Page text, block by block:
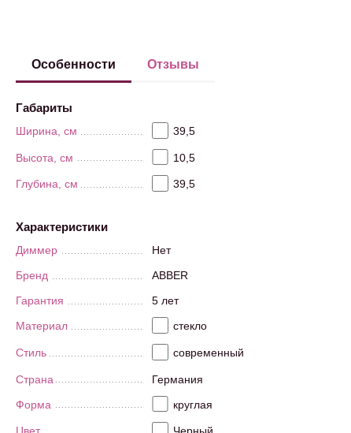
Особенности Отзывы
Габариты
Ширина, см 39,5
Высота, см 10,5
Глубина, см 39,5
Характеристики
Диммер
Нет
Бренд
ABBER
Гарантия
5 лет
Материал
стекло
Стиль современный
Страна
Германия
Форма
круглая